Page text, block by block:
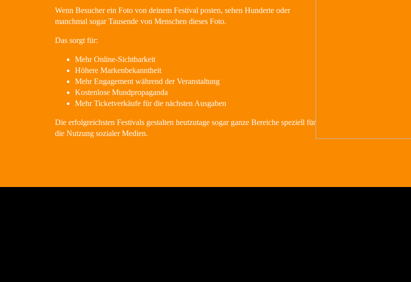
Wenn Besucher ein Foto von deinem Festival posten, sehen Hunderte oder
manchmal sogar Tausende von Menschen dieses Foto.
Das sorgt für:
Mehr Online-Sichtbarkeit
Höhere Markenbekanntheit
Mehr Engagement während der Veranstaltung
Kostenlose Mundpropaganda
Mehr Ticketverkäufe für die nächsten Ausgaben
Die erfolgreichsten Festivals gestalten heutzutage sogar ganze Bereiche speziell für
die Nutzung sozialer Medien.